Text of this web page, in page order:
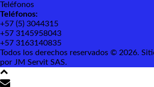
Teléfonos
Teléfonos:
+57 (5) 3044315
+57 3145958043
+57 3163140835
Todos los derechos reservados © 2026.
por JM Servit SAS.